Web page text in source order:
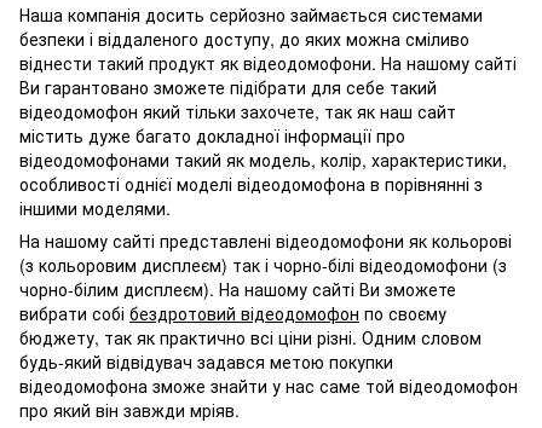
Наша компанія досить серйозно займається системами
безпеки і віддаленого доступу, до яких можна сміливо
віднести такий продукт як відеодомофони. На нашому сайті
Ви гарантовано зможете підібрати для себе такий
відеодомофон який тільки захочете, так як наш сайт
містить дуже багато докладної інформації про
відеодомофонами такий як модель, колір, характеристики,
особливості однієї моделі відеодомофона в порівнянні з
іншими моделями.
На нашому сайті представлені відеодомофони як кольорові
(з кольоровим дисплеєм) так і чорно-білі відеодомофони (з
чорно-білим дисплеєм). На нашому сайті Ви зможете
вибрати собі бездротовий відеодомофон по своєму
бюджету, так як практично всі ціни різні. Одним словом
будь-який відвідувач задався метою покупки
відеодомофона зможе знайти у нас саме той відеодомофон
про який він завжди мріяв.